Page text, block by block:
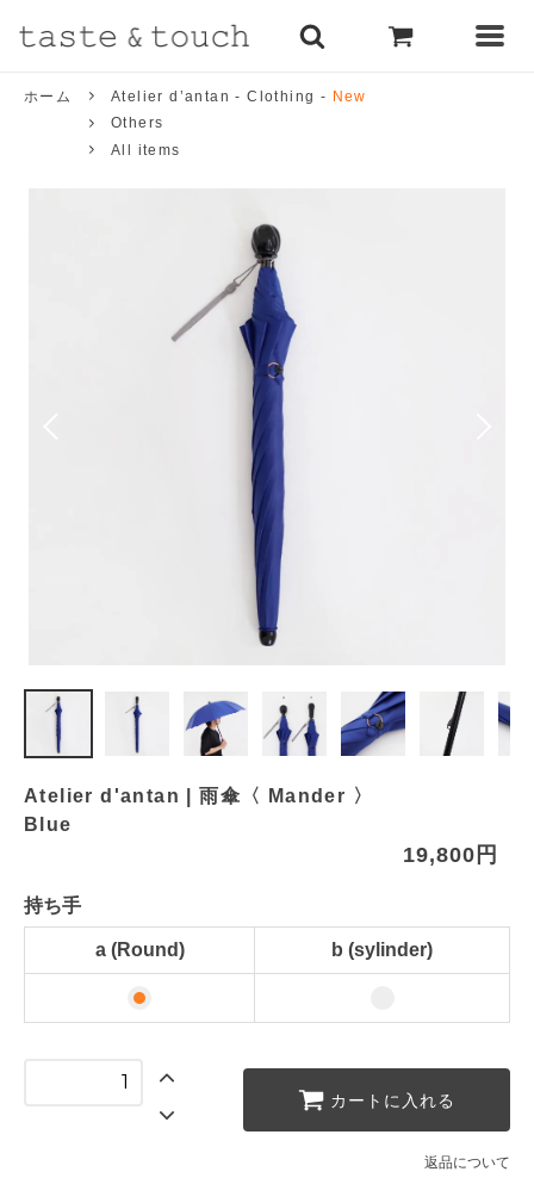
ホーム Atelier d’antan - Clothing - New
Others
All items
Atelier d'antan | 雨傘〈 Mander 〉
Blue
19,800円
持ち手
a (Round) b (sylinder)
カートに入れる
返品について